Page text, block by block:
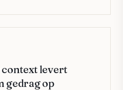
levert
gedrag op